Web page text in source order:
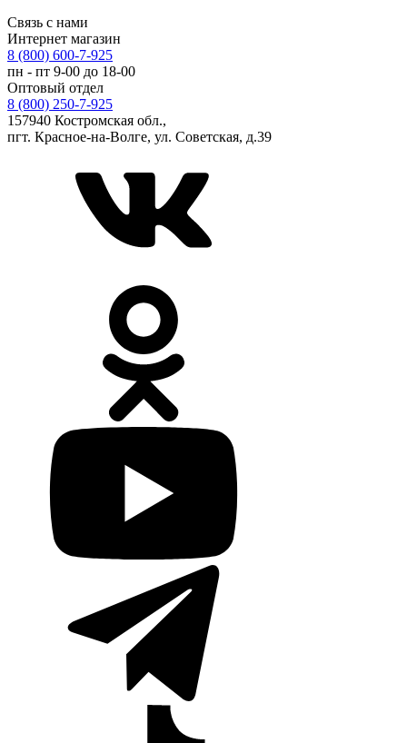
Связь с нами
Интернет магазин
8 (800) 600-7-925
пн - пт 9-00 до 18-00
Оптовый отдел
8 (800) 250-7-925
157940 Костромская обл.,
пгт. Красное-на-Волге, ул. Советская, д.39